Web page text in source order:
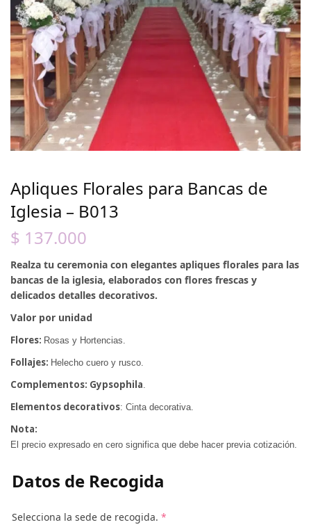
Apliques Florales para Bancas de
Iglesia – B013
$ 137.000
Realza tu ceremonia con elegantes apliques florales para las
bancas de la iglesia, elaborados con flores frescas y
delicados detalles decorativos.
Valor por unidad
Flores: Rosas y Hortencias.
Follajes: Helecho cuero y rusco.
Complementos: Gypsophila
Elementos decorativos: Cinta decorativa.
Nota:
El precio expresado en cero significa que debe hacer previa cotización.
Datos de Recogida
Selecciona la sede de recogida. *